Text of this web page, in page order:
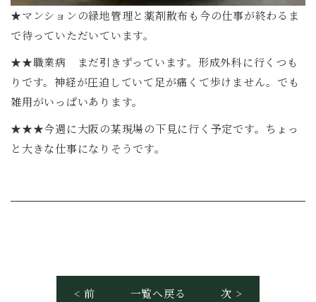
★マンションの緑地管理と薬剤散布も今の仕事が終わるま
で待っていただいています。
★★職業病 まだ引きずっています。形成外科に行くつも
りです。神経が圧迫していて足が痛くて歩けません。でも
雑用がいっぱいあります。
★★★今週に大阪の某現場の下見に行く予定です。ちょっ
と大きな仕事になりそうです。
< 前 一覧へ戻る 次 >